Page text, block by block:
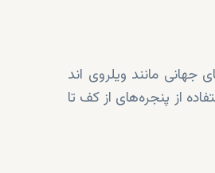
جهانی مانند ویلروی اند
از پنجره‌های از کف تا